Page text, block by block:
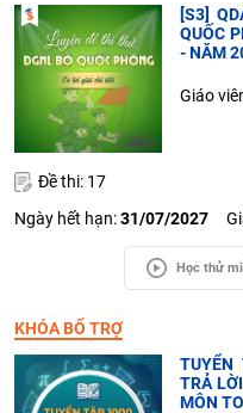
[S3]
QUỐC
- NĂM
Giáo
Đề thi: 17
Ngày hết hạn:31/07/2027
Học thử
KHÓA BỔ TRỢ
TRẢ
MÔN